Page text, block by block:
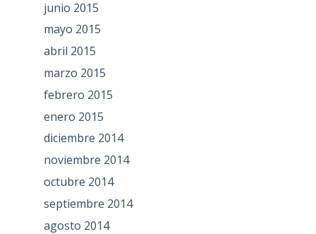
junio 2015
mayo 2015
abril 2015
marzo 2015
febrero 2015
enero 2015
diciembre 2014
noviembre 2014
octubre 2014
septiembre 2014
agosto 2014